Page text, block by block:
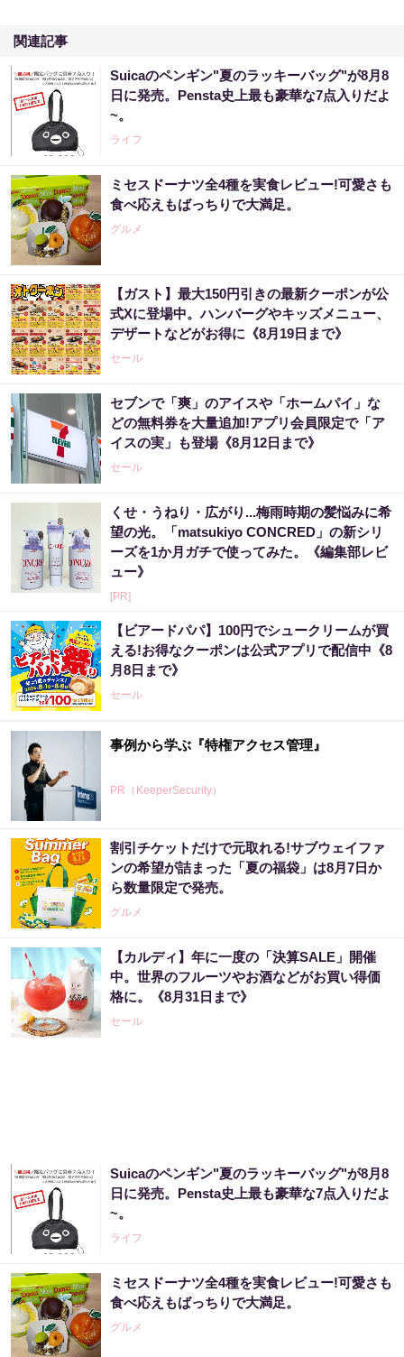
関連記事
Suicaのペンギン"夏のラッキーバッグ"が8月8
日に発売。Pensta史上最も豪華な7点入りだよ
~。
ライフ
ミセスドーナツ全4種を実食レビュー!可愛さも
食べ応えもばっちりで大満足。
グルメ
【ガスト】最大150円引きの最新クーポンが公
式Xに登場中。ハンバーグやキッズメニュー、
デザートなどがお得に《8月19日まで》
セール
セブンで「爽」のアイスや「ホームパイ」な
どの無料券を大量追加!アプリ会員限定で「ア
イスの実」も登場《8月12日まで》
セール
くせ・うねり・広がり...梅雨時期の髪悩みに希
望の光。「matsukiyo CONCRED」の新シリ
ーズを1か月ガチで使ってみた。《編集部レビ
ュー》
[PR]
【ビアードパパ】100円でシュークリームが買
える!お得なクーポンは公式アプリで配信中《8
月8日まで》
セール
事例から学ぶ『特権アクセス管理』
PR（KeeperSecurity）
割引チケットだけで元取れる!サブウェイファ
ンの希望が詰まった「夏の福袋」は8月7日か
ら数量限定で発売。
グルメ
【カルディ】年に一度の「決算SALE」開催
中。世界のフルーツやお酒などがお買い得価
格に。《8月31日まで》
セール
Suicaのペンギン"夏のラッキーバッグ"が8月8
日に発売。Pensta史上最も豪華な7点入りだよ
~。
ライフ
ミセスドーナツ全4種を実食レビュー!可愛さも
食べ応えもばっちりで大満足。
グルメ